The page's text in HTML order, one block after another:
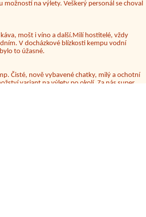
mošt i víno a další.Milí hostitelé, vždy
V docházkové blízkosti kempu vodní
to úžasné.
Čisté, nově vybavené chatky, milý a ochotní
variant na výlety po okolí. Za nás super